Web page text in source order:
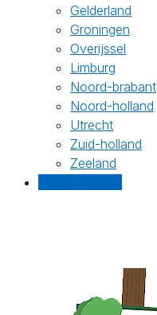
Gelderland
Groningen
Overijssel
Limburg
Noord-brabant
Noord-holland
Utrecht
Zuid-holland
Zeeland